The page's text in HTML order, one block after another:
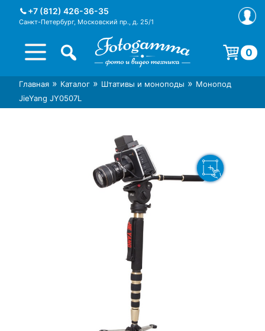
+7 (812) 426-36-35
Санкт-Петербург, Московский пр., д. 25/1
Интернет-магазин фототехники
Магазин фотоаксессуаров foto-
0
Корзина пуста.
Главная » Каталог » Штативы и моноподы » Монопод
JieYang JY0507L